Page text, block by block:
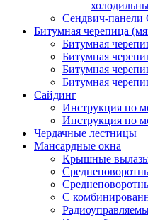
Сендвич-
Битумная черепица
Битумная
Битумная
Битумная
Битумная
Сайдинг
Инструкция по
Инструкция по
Чердачные лестницы
Мансардные окна
Крышные
C